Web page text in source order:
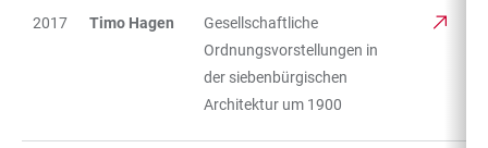
2017 Timo Hagen
Gesellschaftliche
Ordnungsvorstellungen in
der siebenbürgischen
Architektur um 1900